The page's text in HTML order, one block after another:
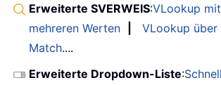
Erweiterte SVERWEIS:VLookup
mehreren Werten
VLookup
Match....
Erweiterte Dropdown-Liste: